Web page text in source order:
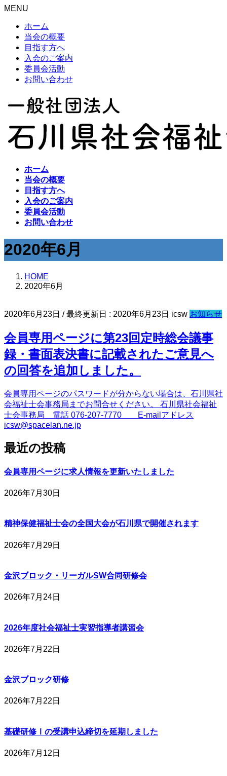
MENU
ホーム
当会の概要
目指す方へ
入会のご案内
委員会活動
お問い合わせ
ホーム
当会の概要
目指す方へ
入会のご案内
委員会活動
お問い合わせ
2020年6月
HOME
2020年6月
2020年6月23日 / 最終更新日 : 2020年6月23日 icsw お知らせ
会員専用ページに第23回定時総会議事
録・書面表決書に記載されたご意見へ
の回答を追加しました。
会員専用ページのパスワードが分からない場合は、石川県社
会福祉士会事務局までお問合せください。 石川県社会福祉
士会事務局 電話 076-207-7770 E-mailアドレス
icsw@spacelan.ne.jp
最近の投稿
会員専用ページに求人情報を更新いたしました
2026年7月30日
精神保健福祉士会の全国大会が石川県で開催されます
2026年7月29日
金沢ブロック・リーガルSW合同研修会
2026年7月24日
2026年度社会福祉士実習指導者講習会
2026年7月22日
金沢ブロック研修
2026年7月22日
基礎研修Ⅰの受講申込締切を延期しました
2026年7月12日